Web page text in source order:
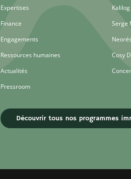
Expertises
Finance
Engagements
Ressources humaines
Actualités
Pressroom
Kalilog
Serge
Cosy
Découvrir tous nos programmes